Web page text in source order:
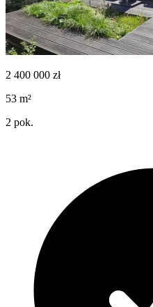
2 400 000 zł
53 m²
2 pok.